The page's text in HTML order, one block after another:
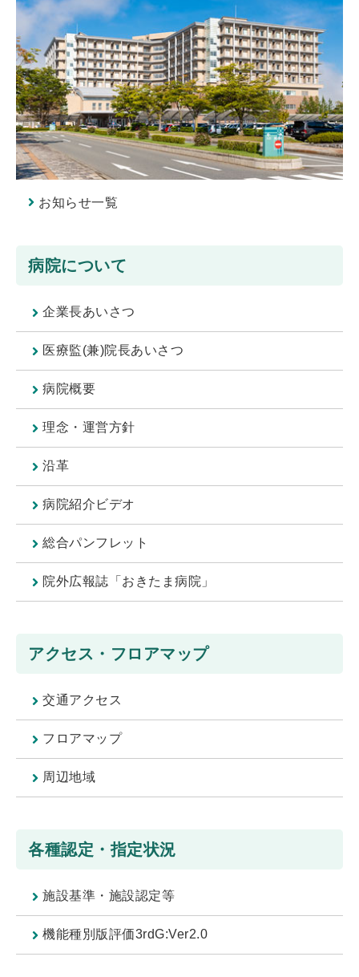
お知らせ一覧
病院について
企業長あいさつ
医療監(兼)院長あいさつ
病院概要
理念・運営方針
沿革
病院紹介ビデオ
総合パンフレット
院外広報誌「おきたま病院」
アクセス・フロアマップ
交通アクセス
フロアマップ
周辺地域
各種認定・指定状況
施設基準・施設認定等
機能種別版評価3rdG:Ver2.0